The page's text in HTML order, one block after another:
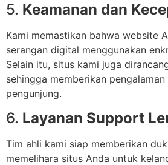
5. Keamanan dan
Kami memastikan bahwa website
serangan digital menggunakan
Selain itu, situs kami juga
sehingga memberikan
pengunjung.
6. Layanan Support
Tim ahli kami siap memberikan
memelihara situs Anda untuk